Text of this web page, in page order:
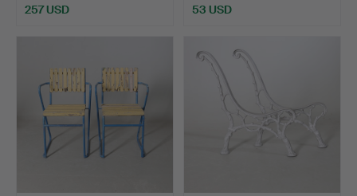
257 USD 53 USD